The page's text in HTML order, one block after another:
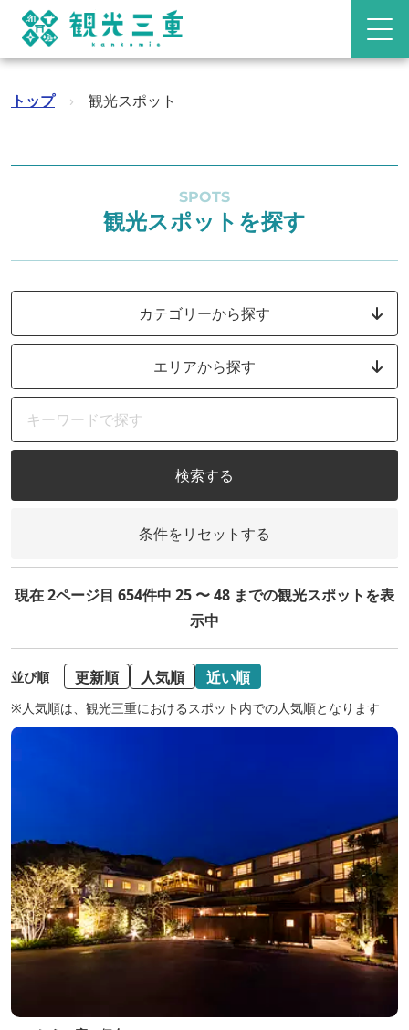
トップ › 観光スポット
SPOTS
観光スポットを探す
カテゴリーから探す
エリアから探す
検索する
条件をリセットする
現在 2ページ目 654件中 25 〜 48 までの観光スポットを表
示中
並び順 更新順 人気順 近い順
※人気順は、観光三重におけるスポット内での人気順となります